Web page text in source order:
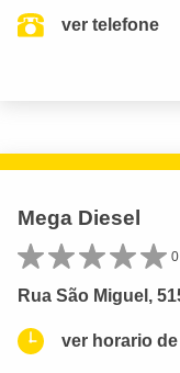
ver telefone
Mega Diesel
Rua São Miguel,
ver horario